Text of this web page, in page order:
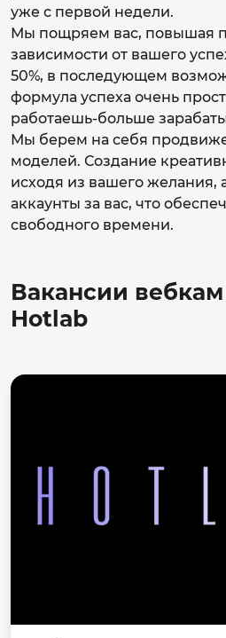
уже с первой недели.
Мы пощряем вас, повышая
зависимости от вашего
50%, в последующем
формула успеха очень
работаешь-больше
Мы берем на себя
моделей. Создание
исходя из вашего желания,
аккаунты за вас, что
свободного времени.
Вакансии
Hotlab